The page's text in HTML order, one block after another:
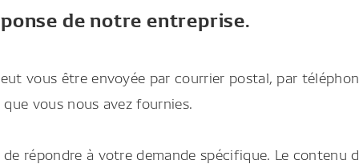
de notre entreprise.
vous être envoyée par courrier postal, par
vous nous avez fournies.
répondre à votre demande spécifique. Le